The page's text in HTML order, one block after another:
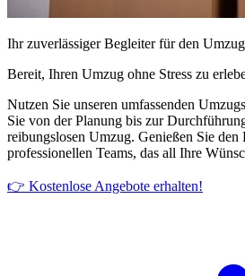
Ihr zuverlässiger Begleiter für den
Bereit, Ihren Umzug ohne Stress zu
Nutzen Sie unseren umfassenden
Sie von der Planung bis zur
reibungslosen Umzug. Genießen Sie den
professionellen Teams, das all Ihre
👉 Kostenlose Angebote erhalten!